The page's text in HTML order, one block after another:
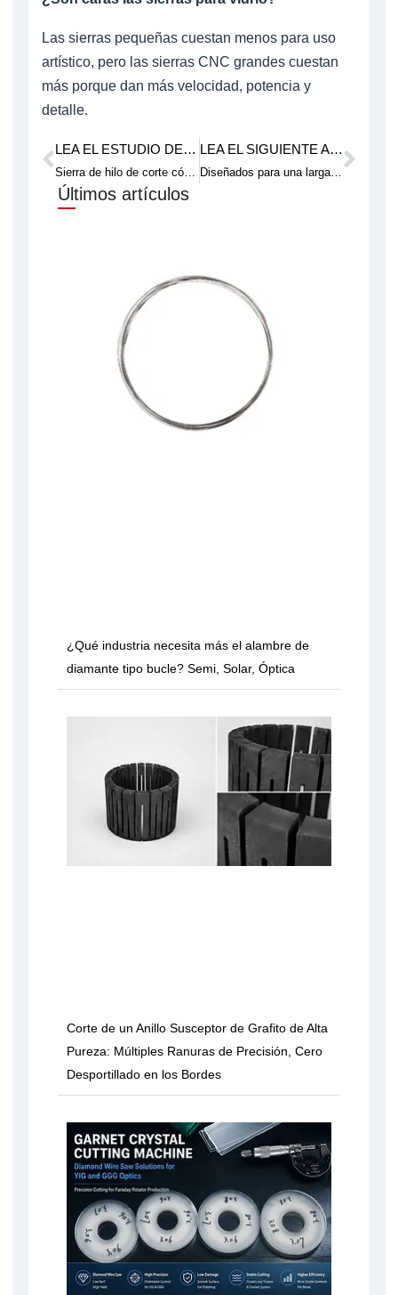
Las sierras pequeñas cuestan menos para uso
artístico, pero las sierras CNC grandes cuestan
más porque dan más velocidad, potencia y
detalle.
Anterior LEA EL ESTUDIO DE CASO ANTERIOR. LEA EL SIGUIENTE ARTÍCULO TÉCNICO.
Diseñados para una larga vida de corte: Consumibles Hilo Diamantado
Últimos artículos
¿Qué industria necesita más el alambre de
diamante tipo bucle? Semi, Solar, Óptica
Corte de un Anillo Susceptor de Grafito de Alta
Pureza: Múltiples Ranuras de Precisión, Cero
Desportillado en los Bordes